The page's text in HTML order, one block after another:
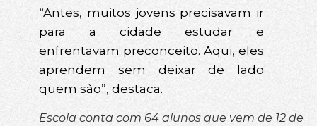
“Antes, muitos jovens precisavam ir
para a cidade estudar e
enfrentavam preconceito. Aqui, eles
aprendem sem deixar de lado
quem são”, destaca.
Escola conta com 64 alunos que vem de 12 de